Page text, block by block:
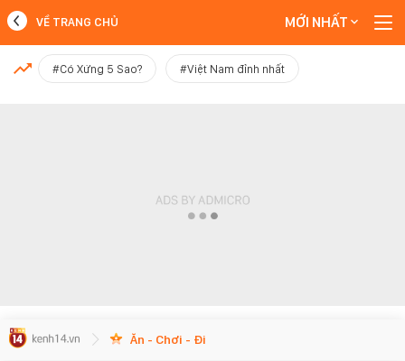
MỚI NHẤT
VỀ TRANG CHỦ MỚI NHẤT
#Có Xứng 5 Sao? #Việt Nam đỉnh nhất
Ăn - Chơi - Đi